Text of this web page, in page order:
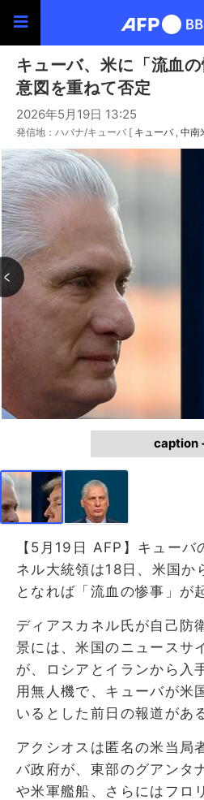
キューバ、米に「流血
意図を重ねて否定
2026年5月19日 13:25
発信地：ハバナ/キューバ [ キューバ 中南
caption
【5月19日 AFP】キューバ
ネル大統領は18日、米国か
となれば「流血の惨事」が
ディアスカネル氏が自己防
景には、米国のニュースサ
が、ロシアとイランから入
用無人機で、キューバが米
いるとした前日の報道があ
アクシオスは匿名の米当局
バ政府が、東部のグアンタ
や米軍艦船、さらにはフロ